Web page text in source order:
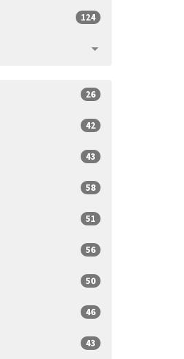
124
26
42
43
58
51
56
50
46
43